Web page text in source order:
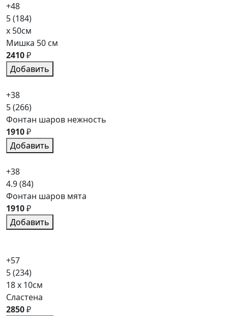
+48
5(184)
x 50см
Мишка 50 см
2410₽
Добавить
+38
5(266)
Фонтан шаров нежность
1910₽
Добавить
+38
4.9(84)
Фонтан шаров мята
1910₽
Добавить
+57
5(234)
18 x 10см
Сластена
2850₽